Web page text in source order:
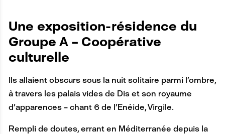
Une exposition-résidence du
Groupe A – Coopérative
culturelle
Ils allaient obscurs sous la nuit solitaire parmi l’ombre,
à travers les palais vides de Dis et son royaume
d’apparences – chant 6 de l’Enéide, Virgile.
Rempli de doutes, errant en Méditerranée depuis la